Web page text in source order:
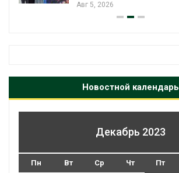
Авг 5, 2026
Новостной календарь
Декабрь 2023
Пн Вт Ср Чт Пт